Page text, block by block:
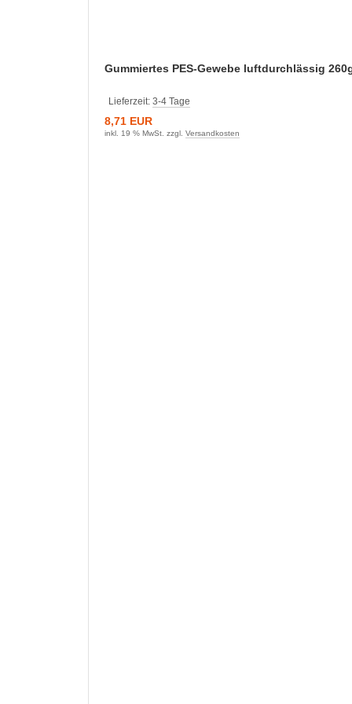
Gummiertes PES-Gewebe luftdurchlässig
Lieferzeit: 3-4 Tage
8,71 EUR
inkl. 19 % MwSt. zzgl. Versandkosten